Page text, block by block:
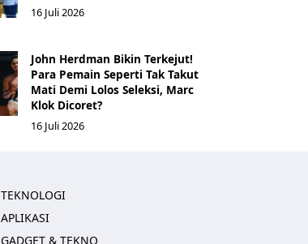
16 Juli 2026
John Herdman Bikin Terkejut!
Para Pemain Seperti Tak Takut
Mati Demi Lolos Seleksi, Marc
Klok Dicoret?
16 Juli 2026
TEKNOLOGI
APLIKASI
GADGET & TEKNO